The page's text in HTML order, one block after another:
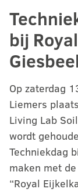
bij
Op zaterdag
Liemers
Living Lab
wordt
Techniekdag
maken met
“Royal